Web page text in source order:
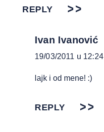
REPLY
Ivan Ivanović
19/03/2011 u 12:24
lajk i od mene! :)
REPLY